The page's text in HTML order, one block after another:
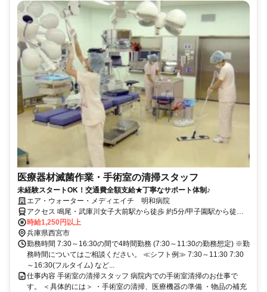
医療器材滅菌作業・手術室の清掃スタッフ
未経験スタートOK！交通費全額支給★丁寧なサポート体制♪
エア・ウォーター・メディエイチ 明和病院
アクセス 鳴尾・武庫川女子大前駅から徒歩 約5分/甲子園駅から徒歩
約10分
時給1,250円以上
兵庫県西宮市
勤務時間 7:30～16:30の間で4時間勤務 (7:30～11:30の勤務想定) ※勤
務時間についてはご相談ください。 ≪シフト例≫ 7:30～11:30 7:30
～16:30(フルタイム) など...
仕事内容 手術室の清掃スタッフ 病院内での手術室清掃のお仕事で
す。 ＜具体的には＞ ・手術室の清掃、医療機器の準備 ・物品の補充